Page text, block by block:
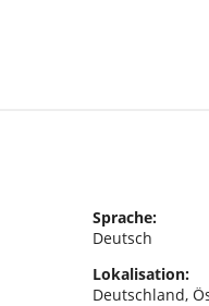
Sprache:
Deutsch
Lokalisation:
Deutschland,